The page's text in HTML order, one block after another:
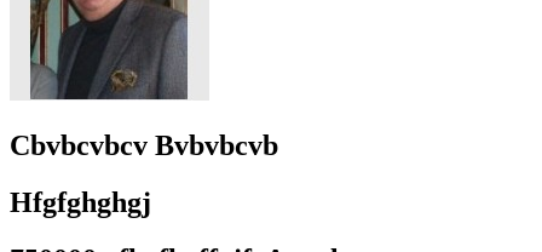
Cbvbcvbcv Bvbvbcvb
Hfgfghghgj